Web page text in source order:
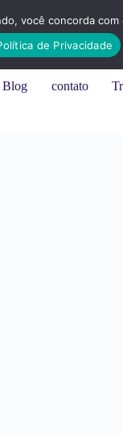
Blog contato
você concorda
de Privacidade